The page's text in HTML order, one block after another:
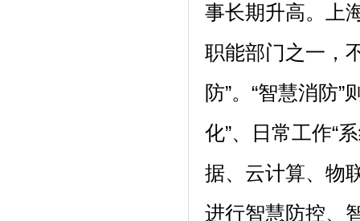
事长期升高。上
职能部门之一，
防”。“智慧消防
化”、日常工作“
据、云计算、物
进行智慧防控、